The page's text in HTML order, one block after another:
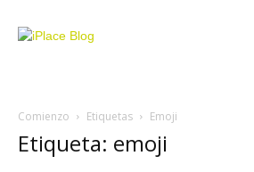
Comienzo Etiquetas Emoji
Etiqueta: emoji